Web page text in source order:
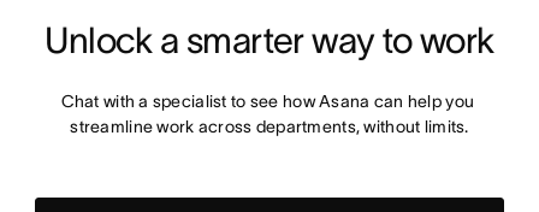
Unlock a smarter way to work
Chat with a specialist to see how Asana can help you
streamline work across departments, without limits.